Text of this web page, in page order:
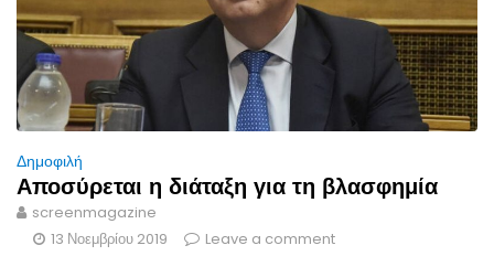
Δημοφιλή
Αποσύρεται η διάταξη για τη βλασφημία
screenmagazine
13 Νοεμβρίου 2019
Leave a comment